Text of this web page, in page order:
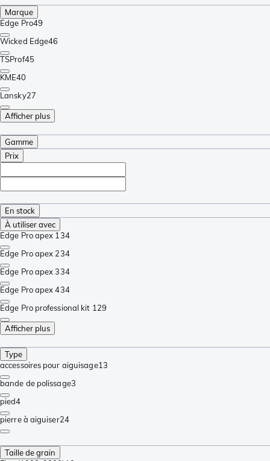
Marque
Edge Pro49
Wicked Edge46
TSProf45
KME40
Lansky27
Afficher plus
Gamme
Prix
En stock
À utiliser avec
Edge Pro apex 134
Edge Pro apex 234
Edge Pro apex 334
Edge Pro apex 434
Edge Pro professional kit 129
Afficher plus
Type
accessoires pour aiguisage13
bande de polissage3
pied4
pierre à aiguiser24
Taille de grain